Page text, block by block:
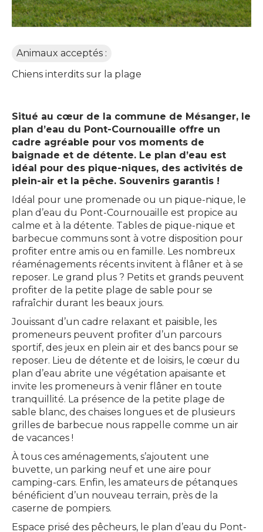
Animaux acceptés :
Chiens interdits sur la plage
Situé au cœur de la commune de Mésanger, le
plan d’eau du Pont-Cournouaille offre un
cadre agréable pour vos moments de
baignade et de détente. Le plan d’eau est
idéal pour des pique-niques, des activités de
plein-air et la pêche. Souvenirs garantis !
Idéal pour une promenade ou un pique-nique, le
plan d’eau du Pont-Cournouaille est propice au
calme et à la détente. Tables de pique-nique et
barbecue communs sont à votre disposition pour
profiter entre amis ou en famille. Les nombreux
réaménagements récents invitent à flâner et à se
reposer. Le grand plus ? Petits et grands peuvent
profiter de la petite plage de sable pour se
rafraîchir durant les beaux jours.
Jouissant d’un cadre relaxant et paisible, les
promeneurs peuvent profiter d’un parcours
sportif, des jeux en plein air et des bancs pour se
reposer. Lieu de détente et de loisirs, le cœur du
plan d’eau abrite une végétation apaisante et
invite les promeneurs à venir flâner en toute
tranquillité. La présence de la petite plage de
sable blanc, des chaises longues et de plusieurs
grilles de barbecue nous rappelle comme un air
de vacances !
À tous ces aménagements, s’ajoutent une
buvette, un parking neuf et une aire pour
camping-cars. Enfin, les amateurs de pétanques
bénéficient d’un nouveau terrain, près de la
caserne de pompiers.
Espace prisé des pêcheurs, le plan d’eau du Pont-